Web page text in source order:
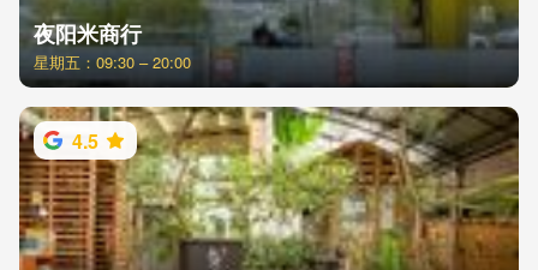
夜阳米商行
星期五：09:30 – 20:00
4.5